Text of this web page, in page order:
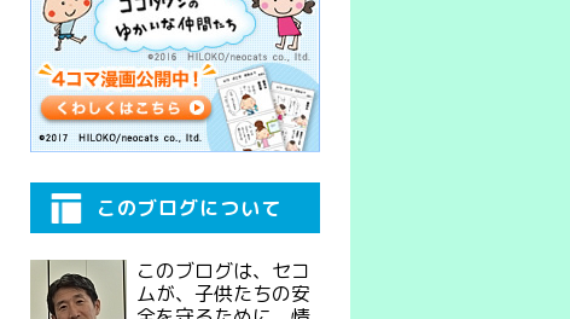
このブログについて
このブログは、セコ
ムが、子供たちの安